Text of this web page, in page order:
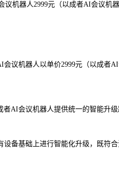
机器人2999元（以成者AI会议
议机器人以单价2999元（以成
AI会议机器人提供统一的智能升
备基础上进行智能化升级，既符